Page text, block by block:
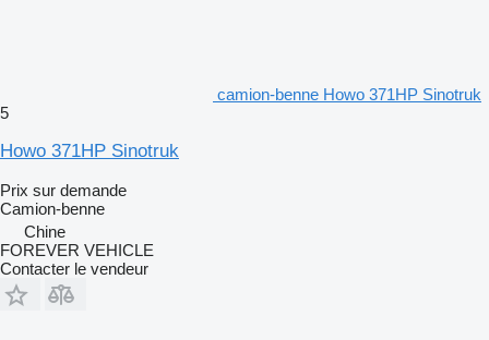
camion-benne Howo 371HP Sinotruk
5
Howo 371HP Sinotruk
Prix sur demande
Camion-benne
Chine
FOREVER VEHICLE
Contacter le vendeur